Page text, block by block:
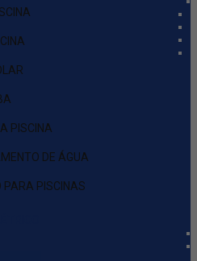
PISCINA
DE ÁGUA
PARA PISCINAS